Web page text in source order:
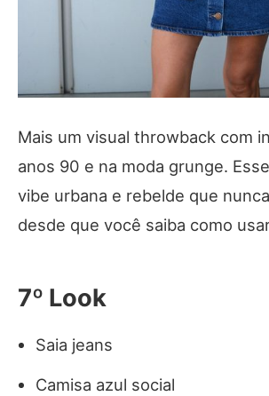
Mais um visual throwback com
anos 90 e na moda grunge.
vibe urbana e rebelde que
desde que você saiba como
7º Look
Saia jeans
Camisa azul social